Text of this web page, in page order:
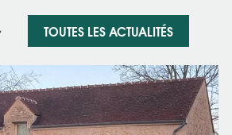
TOUTES LES ACTUALITÉS